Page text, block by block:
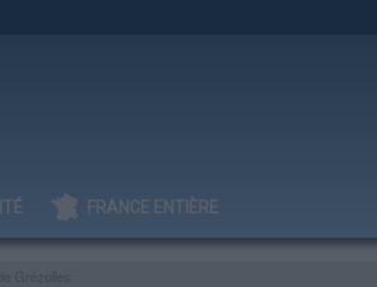
FRANCE ENTIÈRE